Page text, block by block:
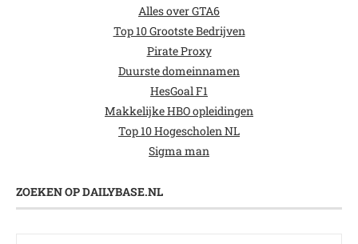
Alles over GTA6
Top 10 Grootste Bedrijven
Pirate Proxy
Duurste domeinnamen
HesGoal F1
Makkelijke HBO opleidingen
Top 10 Hogescholen NL
Sigma man
ZOEKEN OP DAILYBASE.NL